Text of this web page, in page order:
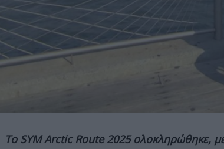
Το SYM Arctic Route 2025 ολοκληρώθηκε,